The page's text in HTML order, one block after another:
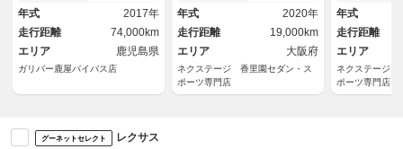
システムプラス／パドルシフト
／革巻きステアリング／ＬＥＤ
オートヘッドライト
年式
2017年
走行距離
74,000km
エリア
鹿児島県
ガリバー鹿屋バイパス店
クカメラ プリクラッシュセー
フティ ブラインドスポットモ
ニター
年式
2020年
走行距離
19,000km
エリア
大阪府
ネクステージ 香里園セダン・ス
ポーツ専門店
プリクラッシ
煙車 ブライ
ター ＥＴＣ
年式
走行距離
エリア
ネクステージ
ポーツ専門店
グーネットセレクト レクサス